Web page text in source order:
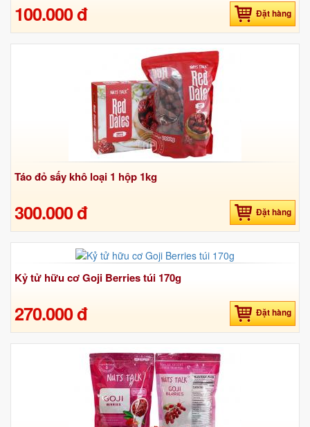
100.000 đ Đặt hàng
Táo đỏ sấy khô loại 1 hộp 1kg
300.000 đ Đặt hàng
Kỷ tử hữu cơ Goji Berries túi 170g
270.000 đ Đặt hàng